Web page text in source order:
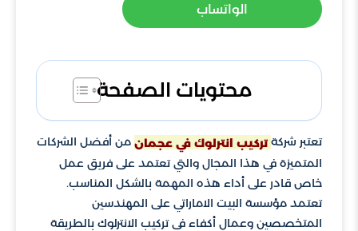
الواتساب
محتويات الصفحة
تعتبر شركةتركيب انترلوك في عجمان من أفضل الشركات
المتميزة في هذا المجال والتي تعتمد على فريق عمل
خاص قادر على أداء هذه المهمة بالشكل المناسب.
تعتمد مؤسسة البيت الاماراتي على المهندسين
المتخصصين وعمال أكفاء في تركيب الانترلوك بالطريقة